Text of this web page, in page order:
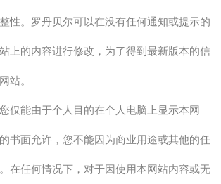
性。罗丹贝尔可以在没有任何通知或提示的
上的内容进行修改，为了得到最新版本的信
站。
仅能由于个人目的在个人电脑上显示本网
书面允许，您不能因为商业用途或其他的任
在任何情况下，对于因使用本网站内容或无